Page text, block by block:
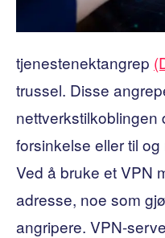
tjenestenektangrep
trussel. Disse
nettverkstilkoblingen
forsinkelse eller til
Ved å bruke et VPN
adresse, noe som
angripere. VPN-